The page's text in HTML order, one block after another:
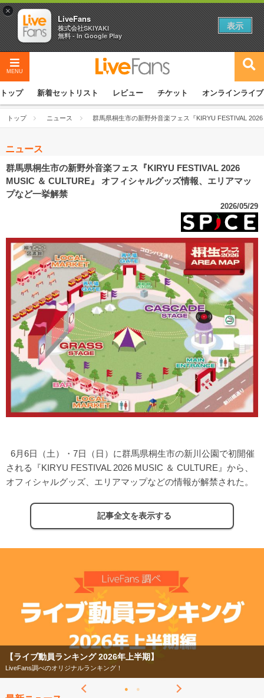
MENU
トップ 新着セットリスト レビュー チケット オンラインライブ
トップ ニュース 群馬県桐生市の新野外音楽フェス『KIRYU FESTIVAL
ニュース
群馬県桐生市の新野外音楽フェス『KIRYU FESTIVAL 2026
MUSIC ＆ CULTURE』 オフィシャルグッズ情報、エリアマッ
プなど一挙解禁
2026/05/29
6月6日（土）・7日（日）に群馬県桐生市の新川公園で初開催
される『KIRYU FESTIVAL 2026 MUSIC ＆ CULTURE』から、
オフィシャルグッズ、エリアマップなどの情報が解禁された。
記事全文を表示する
【ライブ動員ランキング 2026年上半期】
LiveFans調べのオリジナルランキング！
×
LiveFans
株式会社SKIYAKI
無料 - In Google Play
表示